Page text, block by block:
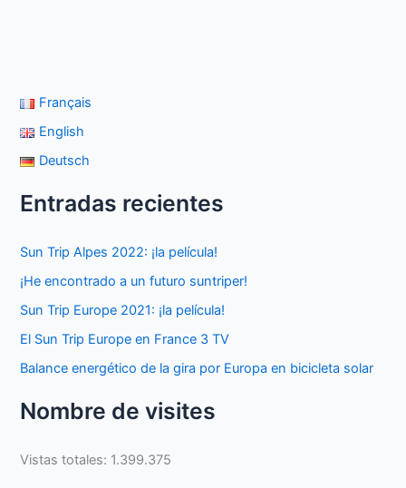
Français
English
Deutsch
Entradas recientes
Sun Trip Alpes 2022: ¡la película!
¡He encontrado a un futuro suntriper!
Sun Trip Europe 2021: ¡la película!
El Sun Trip Europe en France 3 TV
Balance energético de la gira por Europa en bicicleta solar
Nombre de visites
Vistas totales: 1.399.375